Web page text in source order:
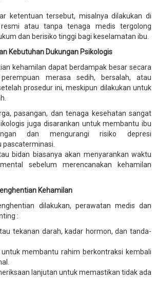
ketentuan tersebut, misalnya dilakukan di
atau tanpa tenaga medis tergolong
dan berisiko tinggi bagi keselamatan ibu.
Kebutuhan Dukungan Psikologis
kehamilan dapat berdampak besar secara
merasa sedih, bersalah, atau
prosedur ini, meskipun dilakukan untuk
pasangan, dan tenaga kesehatan sangat
juga disarankan untuk membantu ibu
dan mengurangi risiko depresi
bidan biasanya akan menyarankan waktu
sebelum merencanakan kehamilan
Kehamilan
dilakukan, perawatan medis dan
:
tekanan darah, kadar hormon, dan tanda-
untuk membantu rahim berkontraksi kembali
lanjutan untuk memastikan tidak ada